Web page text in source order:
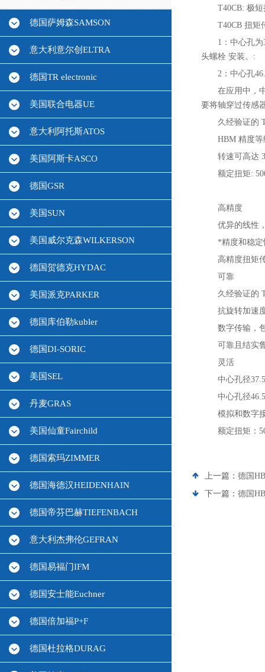
德国萨姆森SAMSON
意大利意尔创ELTRA
德国TR electronic
美国联合电器UE
意大利阿托斯ATOS
美国阿斯卡ASCO
德国GSR
美国SUN
美国威尔克森WILKERSON
德国贺德克HYDAC
美国派克PARKER
德国库伯勒kubler
德国DI-SORIC
美国SEL
丹麦GRAS
美国仙童Fairchild
德国索玛ZIMMER
德国海德汉HEIDENHAIN
德国帝芬巴赫TIEFENBACH
意大利杰弗伦GEFRAN
德国易福门IFM
德国安士能Euchner
德国倍加福P+F
德国杜拉格DURAG
T40CB: 极
T40CB 扭矩
1：中心孔
头螺栓 安装。:
2：中心孔
在应用中，
要将轴穿过传感
久经验证的
HBM 精度等
转速可高达
额定扭矩:
高精度
优异的线性
*精度和稳定
高精度扭矩
可靠
久经验证的
抗旋转加速
数字传输，
可靠且结实
灵活
中心孔径
中心孔径
模拟和数字
额定扭矩：
上一篇： 德国
下一篇： 德国